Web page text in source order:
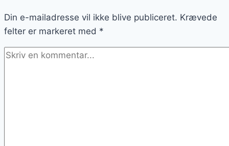
purløg
Din e-mailadresse vil ikke blive publiceret. Krævede
felter er markeret med *